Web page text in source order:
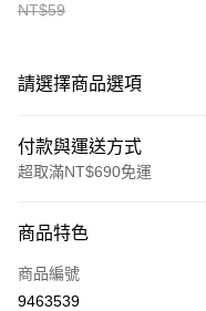
NT$59
請選擇商品選項
付款與運送方式
超取滿NT$690免運
信用卡一次付款
超商取貨付款
商品特色
商品編號
9463539